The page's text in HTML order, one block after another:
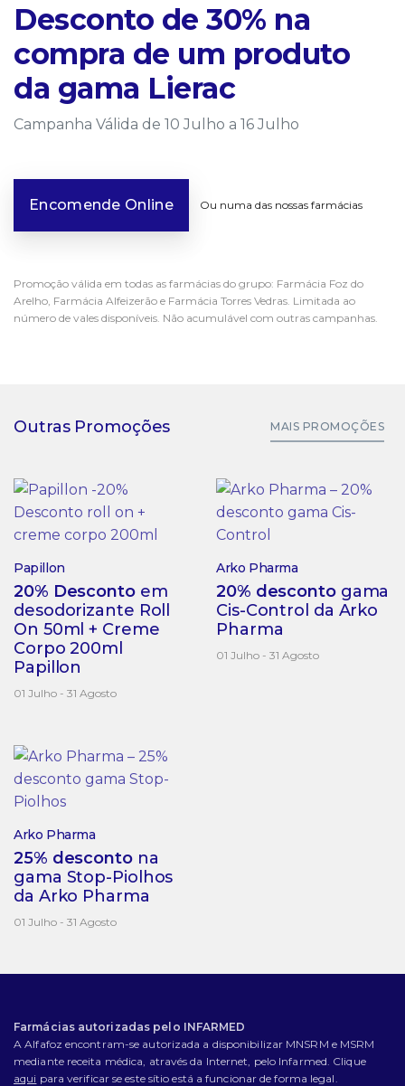
Desconto de 30% na
compra de um produto
da gama Lierac
Campanha Válida de 10 Julho a 16 Julho
Encomende Online Ou numa das nossas farmácias
Promoção válida em todas as farmácias do grupo: Farmácia Foz do
Arelho, Farmácia Alfeizerão e Farmácia Torres Vedras. Limitada ao
número de vales disponíveis. Não acumulável com outras campanhas.
Outras Promoções MAIS PROMOÇÕES
Papillon
20% Descontoem
desodorizante Roll
On 50ml + Creme
Corpo 200ml
Papillon
01 Julho - 31 Agosto
Arko Pharma
20% descontogama
Cis-Control da Arko
Pharma
01 Julho - 31 Agosto
Arko Pharma
25% descontona
gama Stop-Piolhos
da Arko Pharma
01 Julho - 31 Agosto
Farmácias autorizadas pelo INFARMED
A Alfafoz encontram-se autorizada a disponibilizar MNSRM e MSRM
mediante receita médica, através da Internet, pelo Infarmed. Clique
aqui para verificar se este sítio está a funcionar de forma legal.